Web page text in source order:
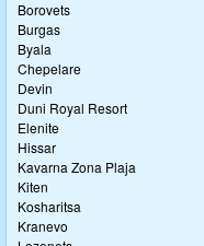
Borovets
Burgas
Byala
Chepelare
Devin
Duni Royal Resort
Elenite
Hissar
Kavarna Zona Plaja
Kiten
Kosharitsa
Kranevo